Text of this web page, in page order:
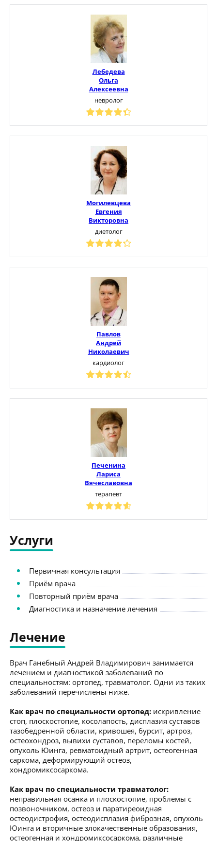
Лебедева
Ольга
Алексеевна
невролог
Могилевцева
Евгения
Викторовна
диетолог
Павлов
Андрей
Николаевич
кардиолог
Печенина
Лариса
Вячеславовна
терапевт
Услуги
Первичная консультация
Приём врача
Повторный приём врача
Диагностика и назначение лечения
Лечение
Врач Ганебный Андрей Владимирович занимается
лечением и диагностикой заболеваний по
специальностям: ортопед, травматолог. Одни из таких
заболеваний перечислены ниже.
Как врач по специальности ортопед: искривление
стоп, плоскостопие, косолапость, дисплазия суставов
тазобедренной области, кривошея, бурсит, артроз,
остеохондроз, вывихи суставов, переломы костей,
опухоль Юинга, ревматоидный артрит, остеогенная
саркома, деформирующий остеоз,
хондромиксосаркома.
Как врач по специальности травматолог:
неправильная осанка и плоскостопие, проблемы с
позвоночником, остеоз и паратиреоидная
остеодистрофия, остеодисплазия фиброзная, опухоль
Юинга и вторичные злокачественные образования,
остеогенная и хондромиксосаркома, различные